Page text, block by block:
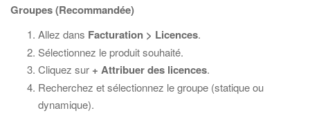
Groupes (Recommandée)
Allez dans Facturation > Licences.
Sélectionnez le produit souhaité.
Cliquez sur + Attribuer des licences.
Recherchez et sélectionnez le groupe (statique ou
dynamique).